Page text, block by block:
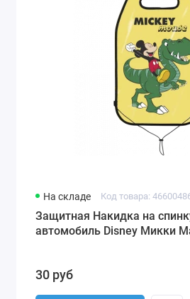
На складе Код товара:
Защитная Накидка на
автомобиль Disney Микки
30 руб